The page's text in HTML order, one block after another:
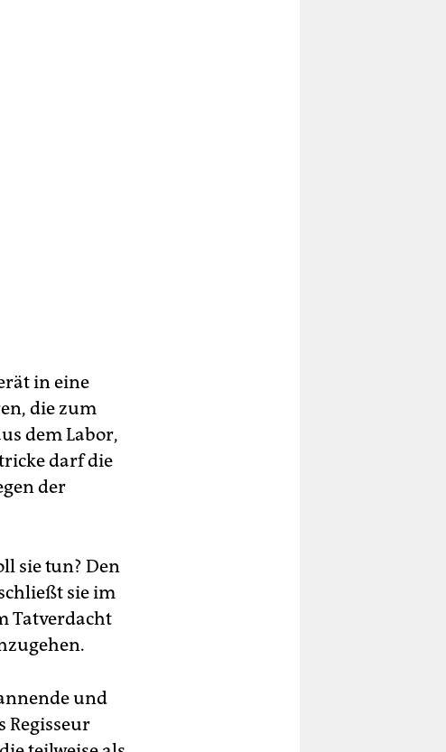
in eine
die zum
dem Labor,
darf die
der
sie tun? Den
sie im
Tatverdacht
und
Regisseur